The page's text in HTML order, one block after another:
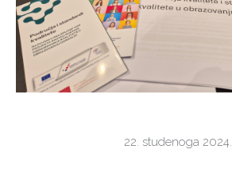
22. studenoga 2024.